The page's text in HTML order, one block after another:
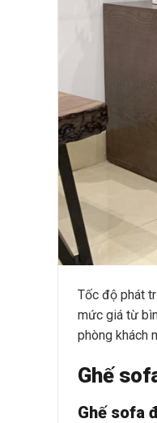
Tốc độ phát
mức giá từ
phòng khách
Ghế
Ghế sofa